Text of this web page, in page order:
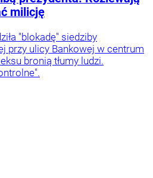
milicję
"blokadę" siedziby
przy ulicy Bankowej w centrum
bronią tłumy ludzi.